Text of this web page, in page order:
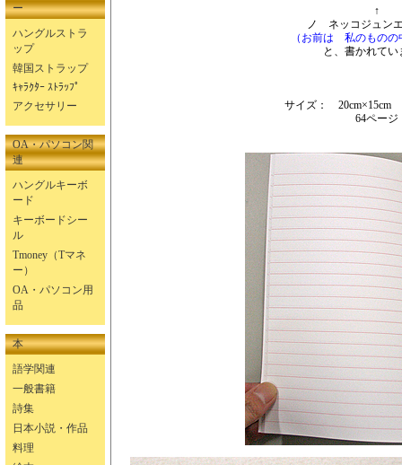
ー
ハングルストラ
ップ
韓国ストラップ
ｷｬﾗｸﾀｰ ｽﾄﾗｯﾌﾟ
アクセサリー
OA・パソコン関
連
ハングルキーボ
ード
キーボードシー
ル
Tmoney（Tマネ
ー）
OA・パソコン用
品
本
語学関連
一般書籍
詩集
日本小説・作品
料理
↑
ノ ネッコジュン
（お前は 私のもの
と、書かれてい
サイズ： 20cm×15cm
64ページ